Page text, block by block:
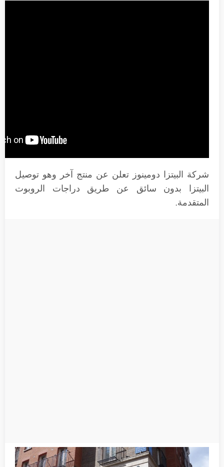
شركة البيتزا دومينوز تعلن عن منتج آخر وهو توصيل
البيتزا بدون سائق عن طريق دراجات الروبوت
المتقدمة.